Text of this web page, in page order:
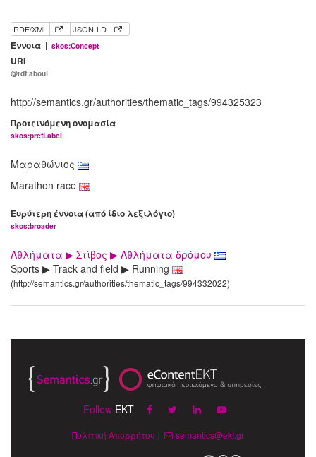
RDF/XML JSON-LD
Έννοια | skos:Concept
URI
@rdf:about
http://semantics.gr/authorities/thematic_tags/994325323
Προτεινόμενη ονομασία
skos:prefLabel
Μαραθώνιος
Marathon race
Ευρύτερη έννοια (από ίδιο λεξιλόγιο)
skos:broader
Αθλήματα ▶ Στίβος ▶ Αθλήματα δρόμου
Sports ▶ Track and field ▶ Running
(http://semantics.gr/authorities/thematic_tags/994332022)
Follow EKT
Πολιτική Απορρήτου semantics@ekt.gr